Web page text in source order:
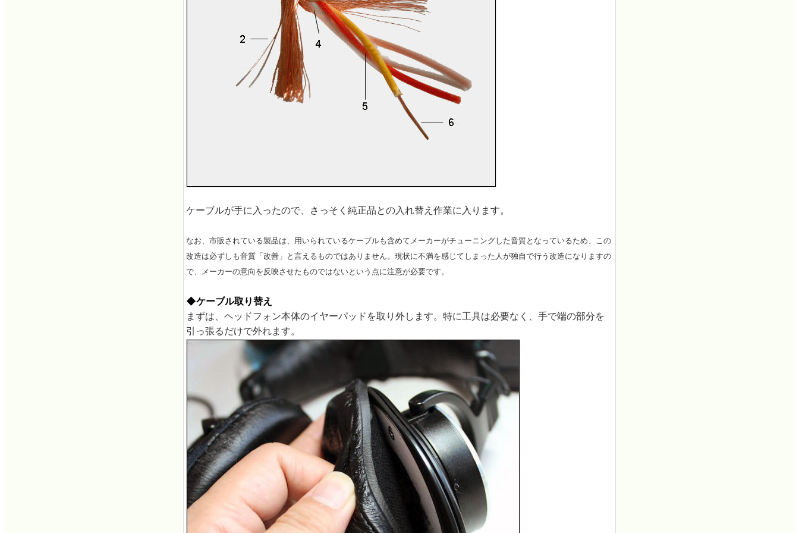
ケーブルが手に入ったので、さっそく純正品との入れ替え作業に入ります。
なお、市販されている製品は、用いられているケーブルも含めてメーカーがチューニングした音質となっているため、この
改造は必ずしも音質「改善」と言えるものではありません。現状に不満を感じてしまった人が独自で行う改造になりますの
で、メーカーの意向を反映させたものではないという点に注意が必要です。
◆ケーブル取り替え
まずは、ヘッドフォン本体のイヤーパッドを取り外します。特に工具は必要なく、手で端の部分を
引っ張るだけで外れます。